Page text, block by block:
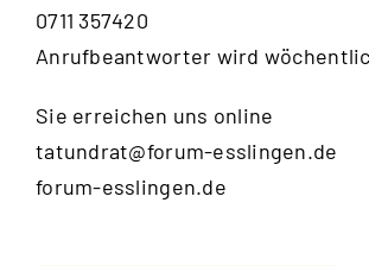
0711 357420
Anrufbeantworter wird
Sie erreichen uns online
tatundrat@forum-esslingen.de
forum-esslingen.de